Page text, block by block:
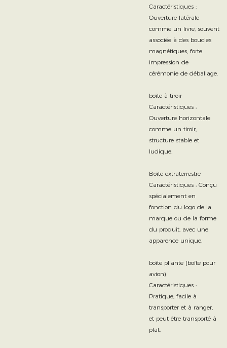
Caractéristiques :
Ouverture latérale
comme un livre, souvent
associée à des boucles
magnétiques, forte
impression de
cérémonie de déballage.
boîte à tiroir
Caractéristiques :
Ouverture horizontale
comme un tiroir,
structure stable et
ludique.
Boîte extraterrestre
Caractéristiques : Conçu
spécialement en
fonction du logo de la
marque ou de la forme
du produit, avec une
apparence unique.
boîte pliante (boîte pour
avion)
Caractéristiques :
Pratique, facile à
transporter et à ranger,
et peut être transporté à
plat.